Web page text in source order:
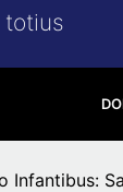
totius